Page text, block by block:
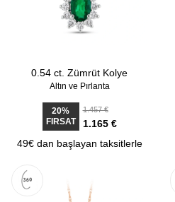
0.54 ct. Zümrüt Kolye
Altın ve Pırlanta
20%
FIRSAT
1.457 €
1.165 €
49€ dan başlayan taksitlerle